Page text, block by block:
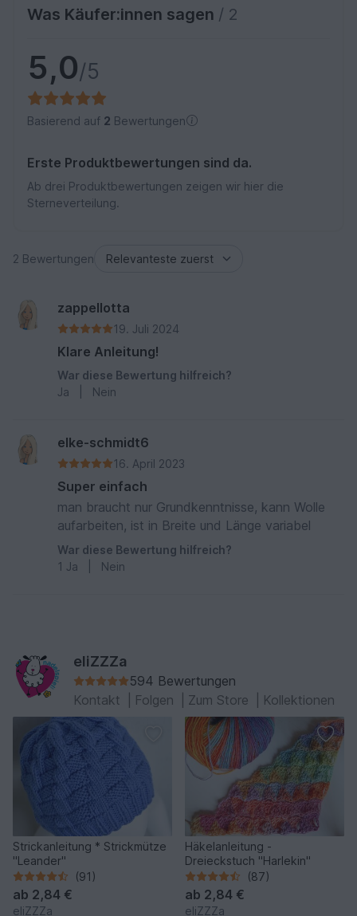
Was Käufer:innen sagen / 2
5,0/5
Basierend auf 2 Bewertungen
Erste Produktbewertungen sind da.
Ab drei Produktbewertungen zeigen wir hier die
Sterneverteilung.
2 Bewertungen
zappellotta
19. Juli 2024
Klare Anleitung!
War diese Bewertung hilfreich?
Ja
Nein
elke-schmidt6
16. April 2023
Super einfach
man braucht nur Grundkenntnisse, kann Wolle
aufarbeiten, ist in Breite und Länge variabel
War diese Bewertung hilfreich?
1 Ja Nein
eliZZZa
594 Bewertungen
Kontakt
Folgen Zum Store Kollektionen
Strickanleitung * Strickmütze
"Leander"
(91)
ab 2,84 €
eliZZZa
Häkelanleitung -
Dreieckstuch "Harlekin"
(87)
ab 2,84 €
eliZZZa